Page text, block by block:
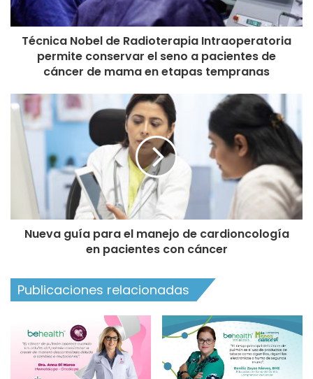
Técnica Nobel de Radioterapia Intraoperatoria
permite conservar el seno a pacientes de
cáncer de mama en etapas tempranas
Nueva guía para el manejo de cardioncología
en pacientes con cáncer
Publicaciones relacionadas